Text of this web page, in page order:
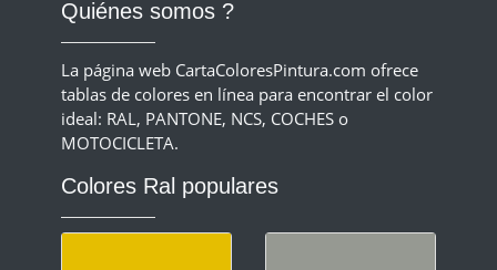
Quiénes somos ?
La página web CartaColoresPintura.com ofrece
tablas de colores en línea para encontrar el color
ideal: RAL, PANTONE, NCS, COCHES o
MOTOCICLETA.
Colores Ral populares